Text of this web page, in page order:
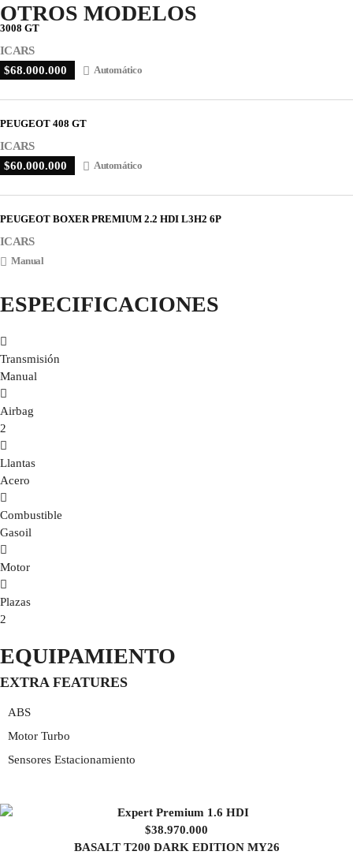
OTROS MODELOS
3008 GT
ICARS
$68.000.000
Automático
PEUGEOT 408 GT
ICARS
$60.000.000
Automático
PEUGEOT BOXER PREMIUM 2.2 HDI L3H2 6P
ICARS
Manual
ESPECIFICACIONES
Transmisión
Manual
Airbag
2
Llantas
Acero
Combustible
Gasoil
Motor
Plazas
2
EQUIPAMIENTO
EXTRA FEATURES
ABS
Motor Turbo
Sensores Estacionamiento
$38.970.000
BASALT T200 DARK EDITION MY26